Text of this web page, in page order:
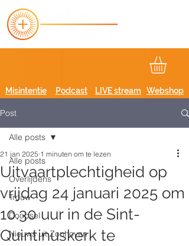
Podcast
Misintentie LIVE stream Webshop
Post
Alle posts
Overlijdens
Trouw
Doopsel
Nieuws uit Zonhoven
Alle posts
Uitvaartplechtigheid op
vrijdag 24 januari 2025 om
10.30 uur in de Sint-
Quintinuskerk te
21 jan 2025 1 minuten om te lezen